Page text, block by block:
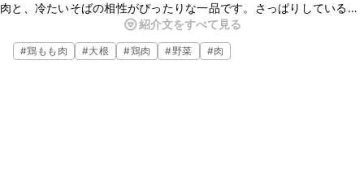
肉と、冷たいそばの相性がぴったりな一品です。さっぱりしているの
で、食欲がないときにもおすすめですよ。簡単なので、ぜひ作ってみ
てくださいね。
紹介文をすべて見る
#鶏もも肉 #大根 #鶏肉 #野菜 #肉